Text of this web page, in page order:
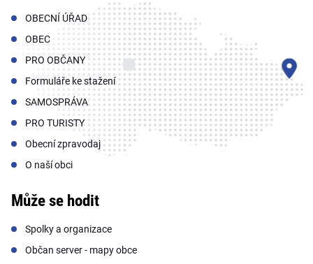
OBECNÍ ÚŘAD
OBEC
PRO OBČANY
Formuláře ke stažení
SAMOSPRÁVA
PRO TURISTY
Obecní zpravodaj
O naší obci
Může se hodit
Spolky a organizace
Občan server - mapy obce